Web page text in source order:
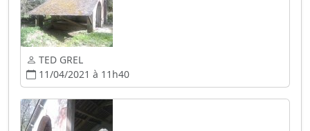
TED GREL
11/04/2021 à 11h40